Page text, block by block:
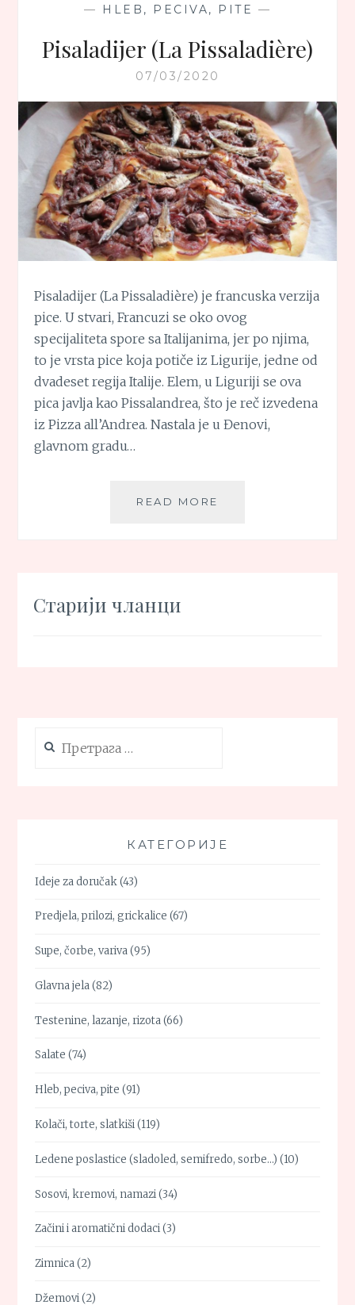
— HLEB, PECIVA, PITE —
Pisaladijer (La Pissaladière)
07/03/2020
Pisaladijer (La Pissaladière) je francuska verzija
pice. U stvari, Francuzi se oko ovog
specijaliteta spore sa Italijanima, jer po njima,
to je vrsta pice koja potiče iz Ligurije, jedne od
dvadeset regija Italije. Elem, u Liguriji se ova
pica javlja kao Pissalandrea, što je reč izvedena
iz Pizza all’Andrea. Nastala je u Đenovi,
glavnom gradu…
READ MORE
Кретање
Старији чланци
за:
КАТЕГОРИЈЕ
Ideje za doručak(43)
Predjela, prilozi, grickalice (67)
Supe, čorbe, variva(95)
Glavna jela(82)
Testenine, lazanje, rizota(66)
Salate (74)
Hleb, peciva, pite (91)
Kolači, torte, slatkiši(119)
Ledene poslastice (sladoled, semifredo, sorbe…) (10)
Sosovi, kremovi, namazi(34)
Začini i aromatični dodaci(3)
Zimnica(2)
Džemovi(2)